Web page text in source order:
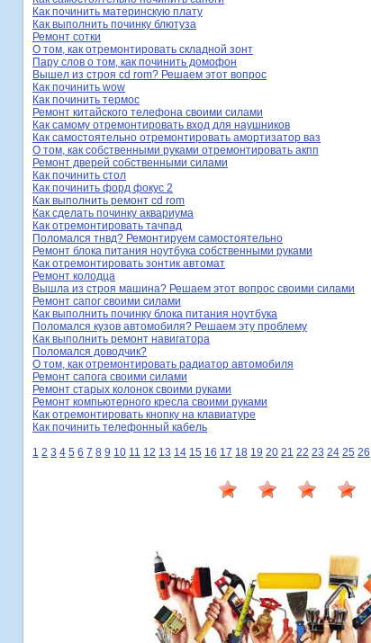
Как починить материнскую плату
Как выполнить починку блютуза
Ремонт сотки
О том, как отремонтировать складной зонт
Пару слов о том, как починить домофон
Вышел из строя cd rom? Решаем этот вопрос
Как починить wow
Как починить термос
Ремонт китайского телефона своими силами
Как самому отремонтировать вход для наушников
Как самостоятельно отремонтировать амортизатор ваз
О том, как собственными руками отремонтировать акпп
Ремонт дверей собственными силами
Как починить стол
Как починить форд фокус 2
Как выполнить ремонт cd rom
Как сделать починку аквариума
Как отремонтировать тачпад
Поломался тнвд? Ремонтируем самостоятельно
Ремонт блока питания ноутбука собственными руками
Как отремонтировать зонтик автомат
Ремонт колодца
Вышла из строя машина? Решаем этот вопрос своими силами
Ремонт сапог своими силами
Как выполнить починку блока питания ноутбука
Поломался кузов автомобиля? Решаем эту проблему
Как выполнить ремонт навигатора
Поломался доводчик?
О том, как отремонтировать радиатор автомобиля
Ремонт сапога своими силами
Ремонт старых колонок своими руками
Ремонт компьютерного кресла своими руками
Как отремонтировать кнопку на клавиатуре
Как починить телефонный кабель
1 2 3 4 5 6 7 8 9 10 11 12 13 14 15 16 17 18 19 20 21 22 23 24 25 26